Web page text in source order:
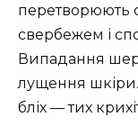
перетворюють
свербежем і
Випадання
лущення
бліх — тих